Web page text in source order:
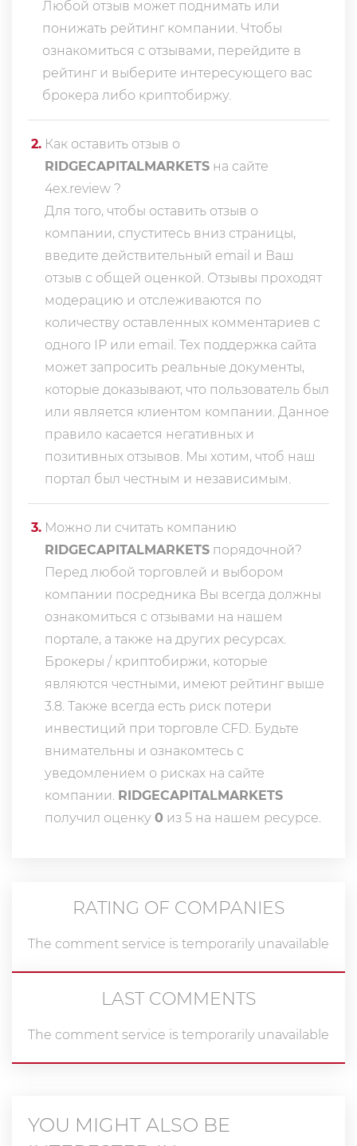
Любой отзыв может поднимать или
понижать рейтинг компании. Чтобы
ознакомиться с отзывами, перейдите в
рейтинг и выберите интересующего вас
брокера либо криптобиржу.
2. Как оставить отзыв о
RIDGECAPITALMARKETS на сайте
4ex.review ?
Для того, чтобы оставить отзыв о
компании, спуститесь вниз страницы,
введите действительный email и Ваш
отзыв с общей оценкой. Отзывы проходят
модерацию и отслеживаются по
количеству оставленных комментариев с
одного IP или email. Тех поддержка сайта
может запросить реальные документы,
которые доказывают, что пользователь был
или является клиентом компании. Данное
правило касается негативных и
позитивных отзывов. Мы хотим, чтоб наш
портал был честным и независимым.
3. Можно ли считать компанию
RIDGECAPITALMARKETS порядочной?
Перед любой торговлей и выбором
компании посредника Вы всегда должны
ознакомиться с отзывами на нашем
портале, а также на других ресурсах.
Брокеры / криптобиржи, которые
являются честными, имеют рейтинг выше
3.8. Также всегда еcть риск потери
инвестиций при торговле CFD. Будьте
внимательны и ознакомтесь с
уведомлением о рисках на сайте
компании. RIDGECAPITALMARKETS
получил оценку 0 из 5 на нашем ресурсе.
RATING OF COMPANIES
The comment service is temporarily unavailable
LAST COMMENTS
The comment service is temporarily unavailable
YOU MIGHT ALSO BE